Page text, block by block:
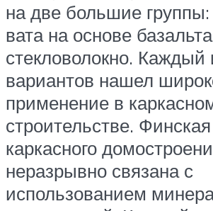
на две большие
вата на основе
стекловолокно. Каждый
вариантов нашел
применение в
строительстве.
каркасного
неразрывно связана с
использованием